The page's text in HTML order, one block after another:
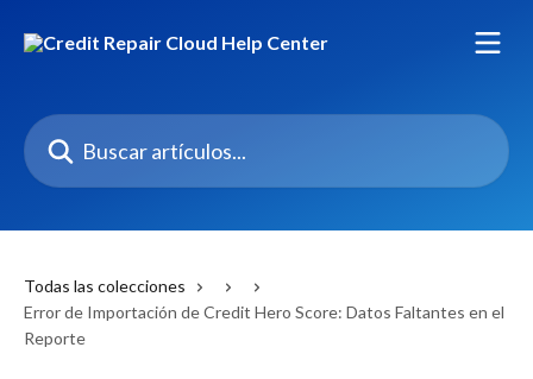
Buscar artículos...
Todas las colecciones
Error de Importación de Credit Hero Score: Datos Faltantes en el
Reporte